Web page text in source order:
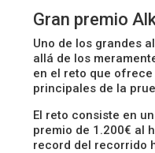
Gran premio
Uno de los grandes
allá de los
en el reto que
principales de la
El reto consiste en
premio de 1.200€ al
record del recorrido